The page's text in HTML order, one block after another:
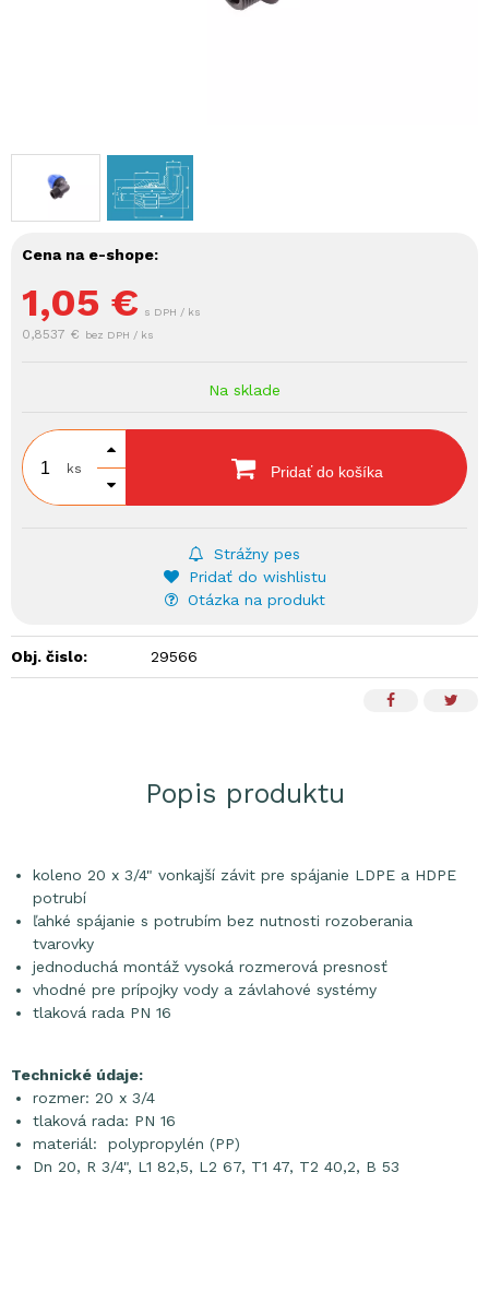
Cena na e-shope:
1,05 € s DPH / ks
0,8537 € bez DPH / ks
Na sklade
ks Pridať do košíka
Strážny pes
Pridať do wishlistu
Otázka na produkt
Obj. čislo: 29566
Popis produktu
koleno 20 x 3/4" vonkajší závit pre spájanie LDPE a HDPE
potrubí
ľahké spájanie s potrubím bez nutnosti rozoberania
tvarovky
jednoduchá montáž vysoká rozmerová presnosť
vhodné pre prípojky vody a závlahové systémy
tlaková rada PN 16
Technické údaje:
rozmer: 20 x 3/4
tlaková rada: PN 16
materiál: polypropylén (PP)
Dn 20, R 3/4", L1 82,5, L2 67, T1 47, T2 40,2, B 53